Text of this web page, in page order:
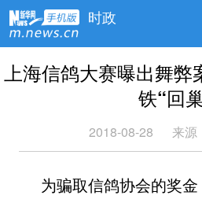
时政
上海信鸽大赛曝出舞弊
铁“回
2018-08-28 来源
为骗取信鸽协会的奖金